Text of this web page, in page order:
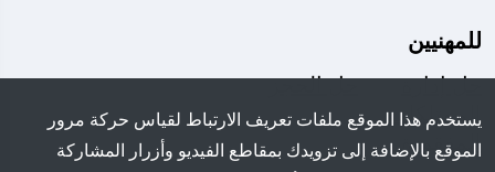
للمهنيين
حل إدارة
الممتلكات
المفقودة
حل الحجز
يستخدم هذا الموقع ملفات تعريف الارتباط لقياس حركة مرور
الموقع بالإضافة إلى تزويدك بمقاطع الفيديو وأزرار المشاركة